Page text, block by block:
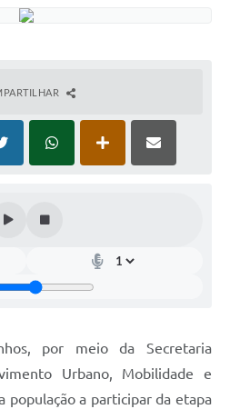
por meio da Secretaria
Urbano, Mobilidade e
população a participar da etapa